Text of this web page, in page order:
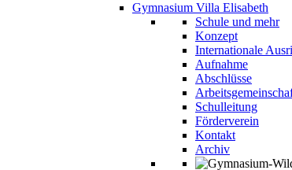
Gymnasium Villa Elisabeth
Schule und mehr
Konzept
Internationale
Aufnahme
Abschlüsse
Schulleitung
Förderverein
Kontakt
Archiv